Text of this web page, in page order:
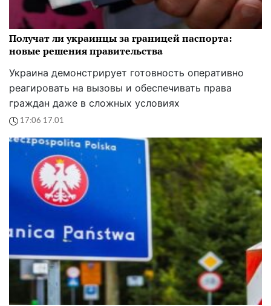
Получат ли украинцы за границей паспорта:
новые решения правительства
Украина демонстрирует готовность оперативно
реагировать на вызовы и обеспечивать права
граждан даже в сложных условиях
17:06 17.01